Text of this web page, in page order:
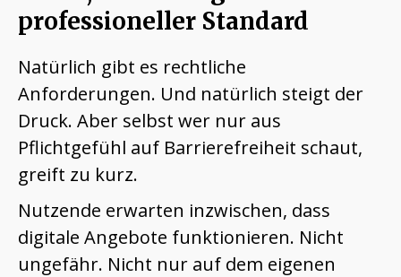
professioneller Standard
Natürlich gibt es rechtliche
Anforderungen. Und natürlich steigt der
Druck. Aber selbst wer nur aus
Pflichtgefühl auf Barrierefreiheit schaut,
greift zu kurz.
Nutzende erwarten inzwischen, dass
digitale Angebote funktionieren. Nicht
ungefähr. Nicht nur auf dem eigenen